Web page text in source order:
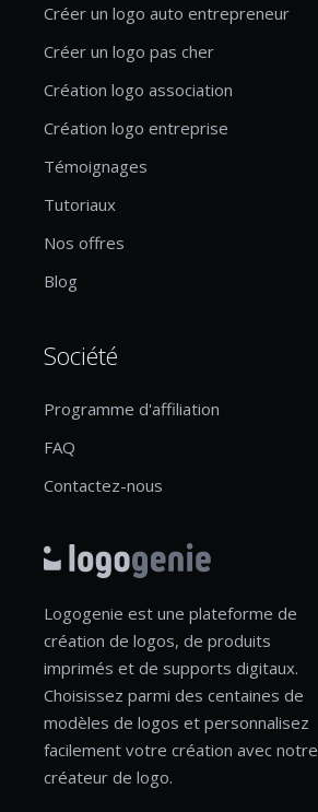
Créer un logo auto entrepreneur
Créer un logo pas cher
Création logo association
Création logo entreprise
Témoignages
Tutoriaux
Nos offres
Blog
Société
Programme d'affiliation
FAQ
Contactez-nous
Logogenie est une plateforme de
création de logos, de produits
imprimés et de supports digitaux.
Choisissez parmi des centaines de
modèles de logos et personnalisez
facilement votre création avec notre
créateur de logo.